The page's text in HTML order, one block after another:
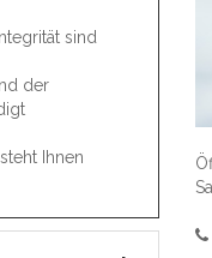
sind
der
Ihnen